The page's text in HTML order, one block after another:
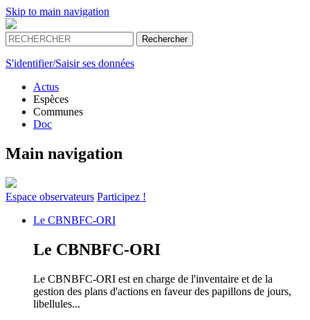
Skip to main navigation
S'identifier/Saisir ses données
Actus
Espèces
Communes
Doc
Main navigation
Espace observateurs Participez !
Le CBNBFC-ORI
Le CBNBFC-ORI
Le CBNBFC-ORI est en charge de l'inventaire et de la
gestion des plans d'actions en faveur des papillons de jours,
libellules...